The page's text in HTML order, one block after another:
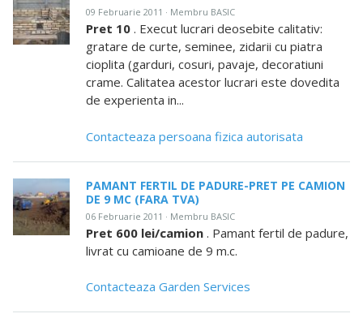
09 Februarie 2011 · Membru BASIC
Pret 10 . Execut lucrari deosebite calitativ:
gratare de curte, seminee, zidarii cu piatra
cioplita (garduri, cosuri, pavaje, decoratiuni
crame. Calitatea acestor lucrari este dovedita
de experienta in...
Contacteaza persoana fizica autorisata
PAMANT FERTIL DE PADURE-PRET PE CAMION
DE 9 MC (FARA TVA)
06 Februarie 2011 · Membru BASIC
Pret 600 lei/camion . Pamant fertil de padure,
livrat cu camioane de 9 m.c.
Contacteaza Garden Services